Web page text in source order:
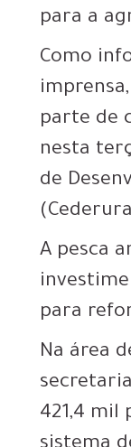
para a
Como
parte de
nesta
de
A pesca
para
Na área
421,4 mil